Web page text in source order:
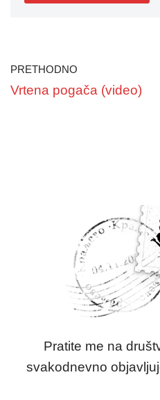
PRETHODNO
Vrtena pogača (video)
Pratite me na
svakodnevno